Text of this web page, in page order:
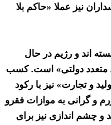
نیز عملا «حاکم بلا
اند و رژیم در حال
متعدد دولتی» است. کسب
و تجارت» نیز با رکود
و گرانی به موازات فقرو
و چشم اندازی نیز برای